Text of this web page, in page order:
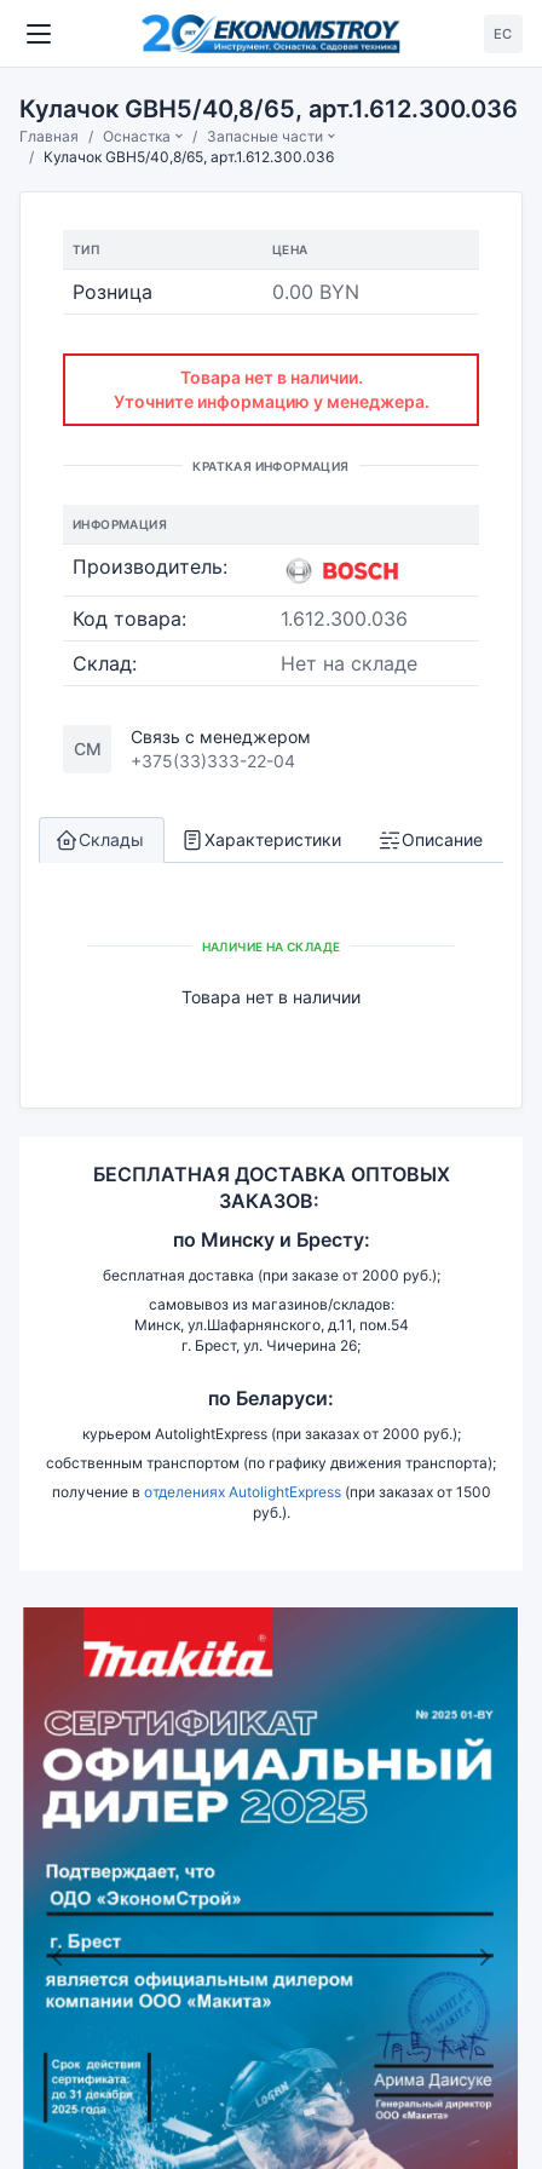
ЕС
Кулачок GBH5/40,8/65, арт.1.612.300.036
Главная Оснастка
Запасные части
Кулачок GBH5/40,8/65, арт.1.612.300.036
ТИП ЦЕНА
Розница 0.00 BYN
Товара нет в наличии.
Уточните информацию у менеджера.
КРАТКАЯ ИНФОРМАЦИЯ
ИНФОРМАЦИЯ
Производитель:
Код товара:
1.612.300.036
Склад:
Нет на складе
СМ
Связь с менеджером
+375(33)333-22-04
Склады Характеристики Описание
НАЛИЧИЕ НА СКЛАДЕ
Товара нет в наличии
БЕСПЛАТНАЯ ДОСТАВКА ОПТОВЫХ
ЗАКАЗОВ:
по Минску и Бресту:
бесплатная доставка (при заказе от 2000 руб.);
самовывоз из магазинов/складов:
Минск, ул.Шафарнянского, д.11, пом.54
г. Брест, ул. Чичерина 26;
по Беларуси:
курьером AutolightExpress (при заказах от 2000 руб.);
собственным транспортом (по графику движения транспорта);
получение в отделениях AutolightExpress(при заказах от 1500
руб.).
Previous Next